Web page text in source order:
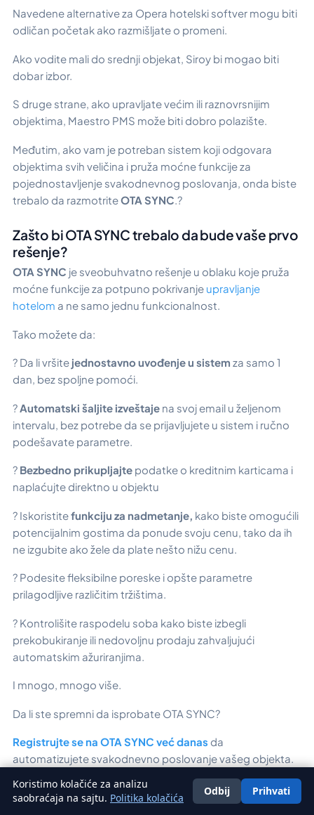
Navedene alternative za Opera hotelski softver mogu biti
odličan početak ako razmišljate o promeni.
Ako vodite mali do srednji objekat, Siroy bi mogao biti
dobar izbor.
S druge strane, ako upravljate većim ili raznovrsnijim
objektima, Maestro PMS može biti dobro polazište.
Međutim, ako vam je potreban sistem koji odgovara
objektima svih veličina i pruža moćne funkcije za
pojednostavljenje svakodnevnog poslovanja, onda biste
trebalo da razmotriteOTA SYNC .?
Zašto bi OTA SYNC trebalo da bude vaše prvo
rešenje?
OTA SYNC je sveobuhvatno rešenje u oblaku koje pruža
moćne funkcije za potpuno pokrivanje upravljanje
hotelom a ne samo jednu funkcionalnost.
Tako možete da:
? Da li vršite jednostavno uvođenje u sistem za samo 1
dan, bez spoljne pomoći.
?Automatski šaljite izveštaje na svoj email u željenom
intervalu, bez potrebe da se prijavljujete u sistem i ručno
podešavate parametre.
? Bezbedno prikupljajte podatke o kreditnim karticama i
naplaćujte direktno u objektu
? Iskoristitefunkciju za nadmetanje, kako biste omogućili
potencijalnim gostima da ponude svoju cenu, tako da ih
ne izgubite ako žele da plate nešto nižu cenu.
? Podesite fleksibilne poreske i opšte parametre
prilagodljive različitim tržištima.
? Kontrolišite raspodelu soba kako biste izbegli
prekobukiranje ili nedovoljnu prodaju zahvaljujući
automatskim ažuriranjima.
I mnogo, mnogo više.
Da li ste spremni da isprobate OTA SYNC?
Registrujte se na OTA SYNC već danas da
automatizujete svakodnevno poslovanje vašeg objekta.
Nastavite da učite:
Koristimo kolačiće za analizu
saobraćaja na sajtu. Politika kolačića
Odbij Prihvati
Srpski